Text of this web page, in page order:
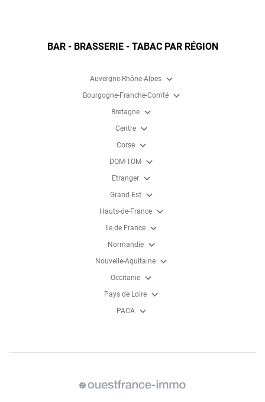
BAR - BRASSERIE - TABAC PAR RÉGION
Auvergne-Rhône-Alpes expand_more
Bourgogne-Franche-Comté expand_more
Bretagne expand_more
Centre expand_more
Corse expand_more
DOM-TOM expand_more
Etranger expand_more
Grand-Est expand_more
Hauts-de-France expand_more
Ile de France expand_more
Normandie expand_more
Nouvelle-Aquitaine expand_more
Occitanie expand_more
Pays de Loire expand_more
PACA expand_more